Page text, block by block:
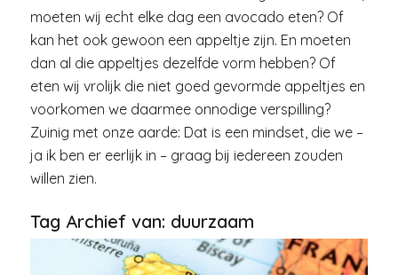
moeten wij echt elke dag een avocado eten? Of
kan het ook gewoon een appeltje zijn. En moeten
dan al die appeltjes dezelfde vorm hebben? Of
eten wij vrolijk die niet goed gevormde appeltjes en
voorkomen we daarmee onnodige verspilling?
Zuinig met onze aarde: Dat is een mindset, die we –
ja ik ben er eerlijk in – graag bij iedereen zouden
willen zien.
Tag Archief van: duurzaam